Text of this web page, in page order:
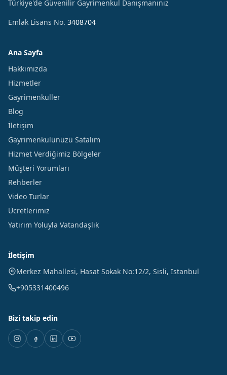
Türkiye'de Güvenilir Gayrimenkul Danışmanınız
Emlak Lisans No. 3408704
Ana Sayfa
Hakkımızda
Hizmetler
Gayrimenkuller
Blog
İletişim
Gayrimenkulünüzü Satalım
Hizmet Verdiğimiz Bölgeler
Müşteri Yorumları
Rehberler
Video Turlar
Ücretlerimiz
Yatırım Yoluyla Vatandaşlık
İletişim
Merkez Mahallesi, Hasat Sokak No:12/2, Sisli, Istanbul
+905331400496
Bizi takip edin